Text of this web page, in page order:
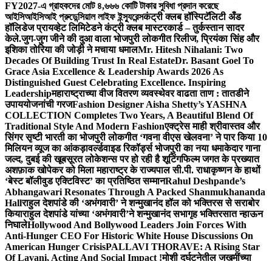
FY2027-এ গ্রাহকদের মোট ৪,৬৬৬ কোটি টাকার সুবিধা প্রদান করেছে
আইসিআইসিআই প্রুডেন্সিয়াল লাইফ ইন্স্যুরেন্সकंट्री क्लब हॉस्पिटॅलिटी अँड
हॉलिडेज प्रायव्हेट लिमिटेडने कंट्री क्लब मास्टरकार्ड – तुर्कस्तान सादर
केले.जुग-जुग जीने की दुआ वाला भोजपुरी लोकगीत रिलीज, प्रियंका सिंह और
इशिका तोरिया की जोड़ी ने मचाया धमालMr. Hitesh Nihalani: Two
Decades Of Building Trust In Real EstateDr. Basant Goel To
Grace Asia Excellence & Leadership Awards 2026 As
Distinguished Guest Celebrating Excellence. Inspiring
Leadershipमहाराष्ट्राच्या वीज वितरण व्यवस्थेवर वाढता ताण : तातडीने
उपाययोजनांची गरजFashion Designer Aisha Shetty’s YASHNA
COLLECTION Completes Two Years, A Beautiful Blend Of
Traditional Style And Modern Fashionएक्ट्रेस माही श्रीवास्तव और
सिंगर सृष्टी भारती का भोजपुरी लोकगीत ‘गवना वीएस खेलवना’ ने पार किया 10
मिलियन व्यूज का आंकड़ावर्ल्डवाइड रिकॉर्ड्स भोजपुरी का नया धमाकेदार गाना
जल्द, दुबई की खूबसूरत लोकेशन्स पर हो रही है शूटिंगफिल्म जगत के प्रख्यात
अशफ़ाक खोपेकर को मिला महाराष्ट्र के राज्यपाल सी.पी. राधाकृष्णन के हाथों
‘बेस्ट बॉलीवुड एक्टिविस्ट’ का प्रतिष्ठित सम्मानRahul Deshpande’s
Abhangawari Resonates Through A Packed Shanmukhananda
Hallराहुल देशपांडे की ‘अभंगवारी’ ने शन्मुखानंद हॉल को भक्तिरस से सराबोर
कियाराहुल देशपांडे यांच्या ‘अभंगवारी’ने शन्मुखानंद सभागृह भक्तिरसात न्हाऊन
निघालेHollywood And Bollywood Leaders Join Forces With
Anti-Hunger CEO For Historic White House Discussions On
American Hunger CrisisPALLAVI THORAVE: A Rising Star
Of Lavani, Acting And Social Impact !मोशी दुर्घटनेतील जखमींच्या